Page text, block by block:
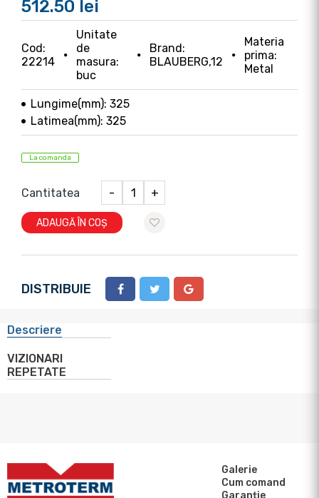
512.50 lei
Cod:
22214
Unitate
de
masura:
buc
Brand:
BLAUBERG,12
Materia
prima:
Metal
Lungime(mm): 325
Latimea(mm): 325
La comanda
Cantitatea - +
ADAUGĂ ÎN COȘ
DISTRIBUIE
Descriere
VIZIONARI
REPETATE
Galerie
Cum comand
Garanție